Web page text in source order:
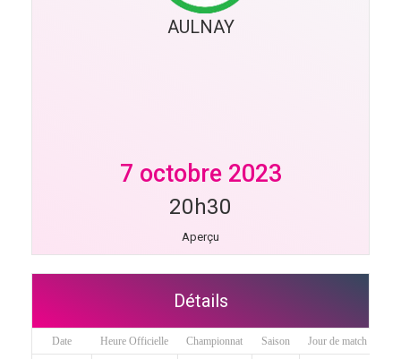
AULNAY
7 octobre 2023
20h30
Aperçu
Détails
Date Heure Officielle Championnat Saison Jour de match